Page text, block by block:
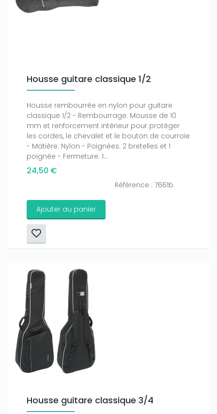
Housse guitare classique 1/2
Housse rembourrée en nylon pour guitare
classique 1/2 - Rembourrage: Mousse de 10
mm et renforcement intérieur pour protéger
les cordes, le chevalet et le bouton de courroie
- Matière: Nylon - Poignées: 2 bretelles et 1
poignée - Fermeture: 1...
24,50 €
Référence : 7661b
Ajouter au panier
Housse guitare classique 3/4
if you really want to win a huge
amount on your credits!